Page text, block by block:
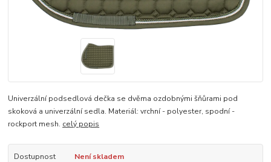
Univerzální podsedlová dečka se dvěma ozdobnými šňůrami pod
skoková a univerzální sedla. Materiál: vrchní - polyester, spodní -
rockport mesh. celý popis
Dostupnost Není skladem